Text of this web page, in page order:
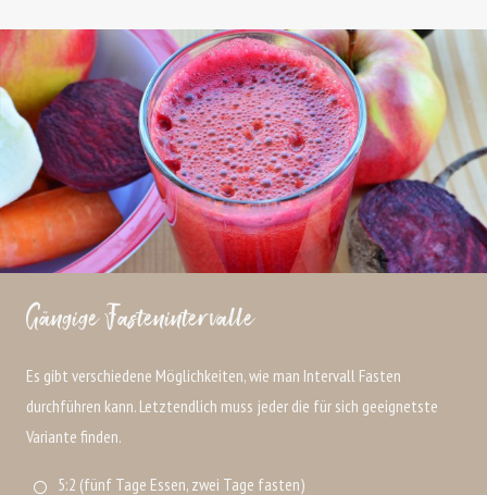
Gängige Fastenintervalle
Es gibt verschiedene Möglichkeiten, wie man Intervall Fasten
durchführen kann. Letztendlich muss jeder die für sich geeignetste
Variante finden.
5:2 (fünf Tage Essen, zwei Tage fasten)